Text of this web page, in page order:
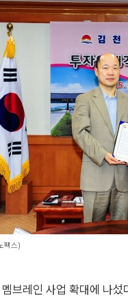
펙스)
브레인 사업 확대에 나섰